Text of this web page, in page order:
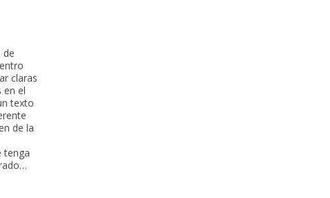
de
claras
en el
texto
de la
tenga